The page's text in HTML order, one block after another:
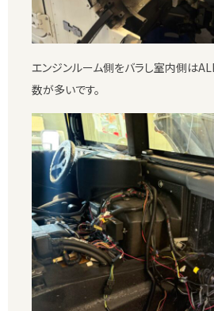
エンジンルーム側をバラし室内側は
数が多いです。